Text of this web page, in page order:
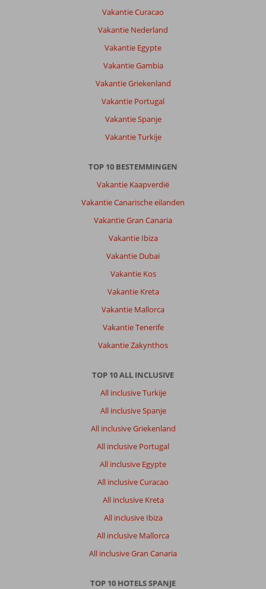
Vakantie Curacao
Vakantie Nederland
Vakantie Egypte
Vakantie Gambia
Vakantie Griekenland
Vakantie Portugal
Vakantie Spanje
Vakantie Turkije
TOP 10 BESTEMMINGEN
Vakantie Kaapverdië
Vakantie Canarische eilanden
Vakantie Gran Canaria
Vakantie Ibiza
Vakantie Dubai
Vakantie Kos
Vakantie Kreta
Vakantie Mallorca
Vakantie Tenerife
Vakantie Zakynthos
TOP 10 ALL INCLUSIVE
All inclusive Turkije
All inclusive Spanje
All inclusive Griekenland
All inclusive Portugal
All inclusive Egypte
All inclusive Curacao
All inclusive Kreta
All inclusive Ibiza
All inclusive Mallorca
All inclusive Gran Canaria
TOP 10 HOTELS SPANJE